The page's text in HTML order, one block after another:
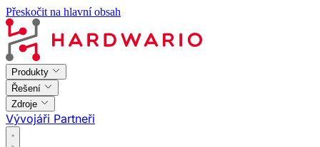
Přeskočit na hlavní obsah
Produkty
Řešení
Zdroje
Vývojáři Partneři